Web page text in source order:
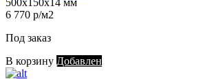
500х150х14 мм
6 770 р/м2
Под заказ
В корзину Добавлен